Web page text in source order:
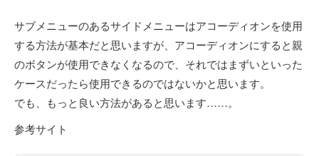
サブメニューのあるサイドメニューはアコーディオンを使用
する方法が基本だと思いますが、アコーディオンにすると親
のボタンが使用できなくなるので、それではまずいといった
ケースだったら使用できるのではないかと思います。
でも、もっと良い方法があると思います……。
参考サイト